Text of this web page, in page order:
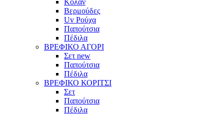
Κολάν
Βερμούδες
Uv Ρούχα
Παπούτσια
Πέδιλα
ΒΡΕΦΙΚΟ ΑΓΟΡΙ
Σετ new
Παπούτσια
Πέδιλα
ΒΡΕΦΙΚΟ ΚΟΡΙΤΣΙ
Σετ
Παπούτσια
Πέδιλα